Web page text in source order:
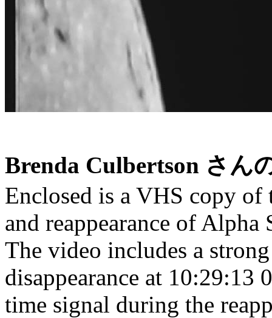
Brenda Culbertson さん
Enclosed is a VHS copy of
and reappearance of
The video includes a
disappearance at 10:29:13
time signal during the